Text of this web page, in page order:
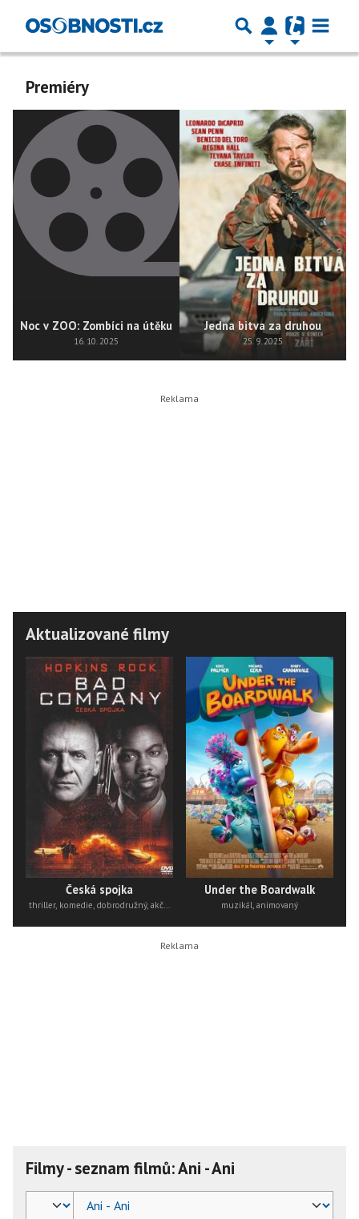
Premiéry
Noc v ZOO: Zombíci na útěku
16. 10. 2025
Jedna bitva za druhou
25. 9. 2025
Aktualizované filmy
Česká spojka
thriller, komedie, dobrodružný, akční
Under the Boardwalk
muzikál, animovaný
Filmy - seznam filmů: Ani - Ani